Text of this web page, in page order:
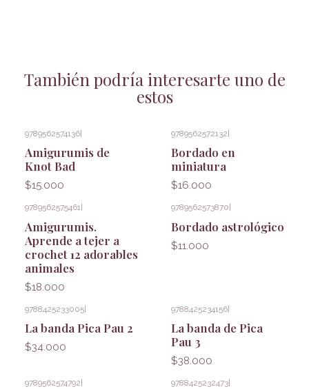
También podría interesarte uno de
estos
9789562574136
Amigurumis de
Knot Bad
$15.000
9789562572132
Bordado en
miniatura
$16.000
9789562575461
Amigurumis.
Aprende a tejer a
crochet 12 adorables
animales
$18.000
9789562573870
Bordado astrológico
$11.000
9788425233005|
La banda Pica Pau 2
$34.000
9788425234156|
La banda de Pica
Pau 3
$38.000
9789562574792 9788425232473